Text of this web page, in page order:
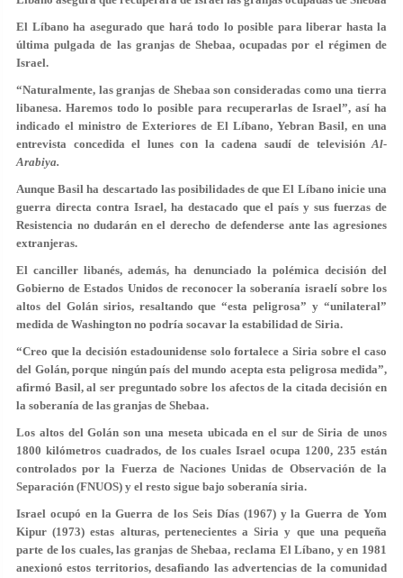
El Líbano ha asegurado que hará todo lo posible para liberar hasta la
última pulgada de las granjas de Shebaa, ocupadas por el régimen de
Israel.
“Naturalmente, las granjas de Shebaa son consideradas como una tierra
libanesa. Haremos todo lo posible para recuperarlas de Israel”, así ha
indicado el ministro de Exteriores de El Líbano, Yebran Basil, en una
entrevista concedida el lunes con la cadena saudí de televisiónAl-
Arabiya.
Aunque Basil ha descartado las posibilidades de que El Líbano inicie una
guerra directa contra Israel, ha destacado que el país y sus fuerzas de
Resistencia no dudarán en el derecho de defenderse ante las agresiones
extranjeras.
El canciller libanés, además, ha denunciado la polémica decisión del
Gobierno de Estados Unidos de reconocer la soberanía israelí sobre los
altos del Golán sirios, resaltando que “esta peligrosa” y “unilateral”
medida de Washington no podría socavar la estabilidad de Siria.
“Creo que la decisión estadounidense solo fortalece a Siria sobre el caso
del Golán, porque ningún país del mundo acepta esta peligrosa medida”,
afirmó Basil, al ser preguntado sobre los afectos de la citada decisión en
la soberanía de las granjas de Shebaa.
Los altos del Golán son una meseta ubicada en el sur de Siria de unos
1800 kilómetros cuadrados, de los cuales Israel ocupa 1200, 235 están
controlados por la Fuerza de Naciones Unidas de Observación de la
Separación (FNUOS) y el resto sigue bajo soberanía siria.
Israel ocupó en la Guerra de los Seis Días (1967) y la Guerra de Yom
Kipur (1973) estas alturas, pertenecientes a Siria y que una pequeña
parte de los cuales, las granjas de Shebaa, reclama El Líbano, y en 1981
anexionó estos territorios, desafiando las advertencias de la comunidad